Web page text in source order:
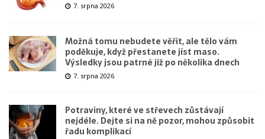
7. srpna 2026
Možná tomu nebudete věřit, ale tělo vám
poděkuje, když přestanete jíst maso.
Výsledky jsou patrné již po několika dnech
7. srpna 2026
Potraviny, které ve střevech zůstávají
nejdéle. Dejte si na ně pozor, mohou způsobit
řadu komplikací